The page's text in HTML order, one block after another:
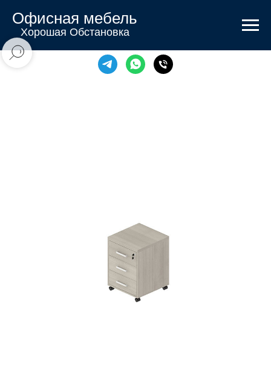
Офисная мебель
Хорошая Обстановка